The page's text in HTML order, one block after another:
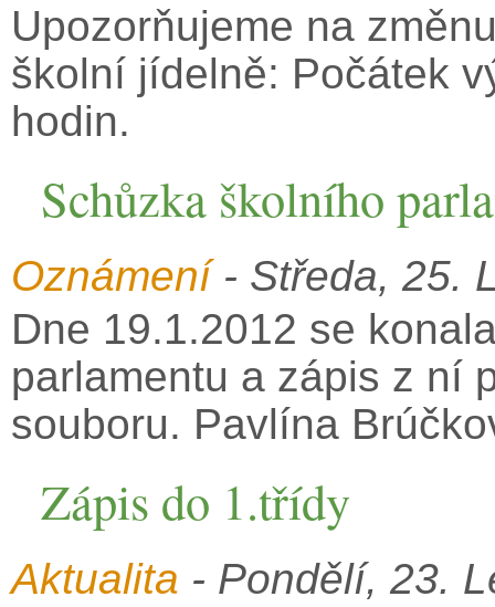
Upozorňujeme na
školní jídelně: Počátek
hodin.
Schůzka školního
Oznámení- Středa, 25.
Dne 19.1.2012 se
parlamentu a zápis z ní
souboru. Pavlína
Zápis do 1.třídy
Aktualita - Pondělí, 23.